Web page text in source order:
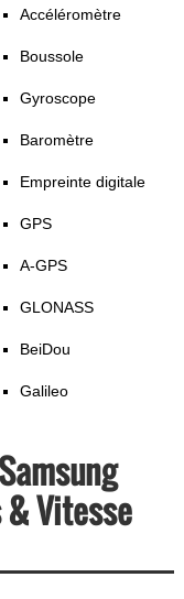
Accéléromètre
Boussole
Gyroscope
Baromètre
Empreinte digitale
GPS
A-GPS
GLONASS
BeiDou
Galileo
Vitesse